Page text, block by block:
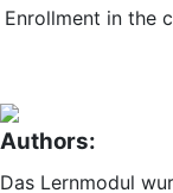
Enrollment in the
Authors:
Das Lernmodul